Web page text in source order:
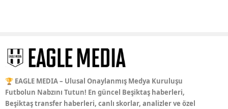
🏆 EAGLE MEDIA – Ulusal Onaylanmış Medya Kuruluşu
Futbolun Nabzını Tutun! En güncel Beşiktaş haberleri,
Beşiktaş transfer haberleri, canlı skorlar, analizler ve özel